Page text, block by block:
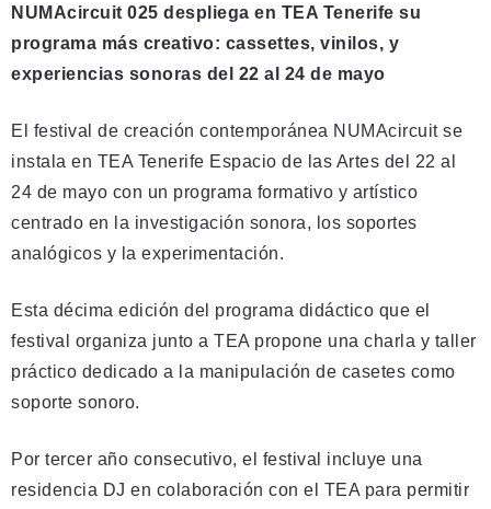
NUMAcircuit 025 despliega en TEA Tenerife su
programa más creativo: cassettes, vinilos, y
experiencias sonoras del 22 al 24 de mayo
El festival de creación contemporánea NUMAcircuit se
instala en TEA Tenerife Espacio de las Artes del 22 al
24 de mayo con un programa formativo y artístico
centrado en la investigación sonora, los soportes
analógicos y la experimentación.
Esta décima edición del programa didáctico que el
festival organiza junto a TEA propone una charla y taller
práctico dedicado a la manipulación de casetes como
soporte sonoro.
Por tercer año consecutivo, el festival incluye una
residencia DJ en colaboración con el TEA para permitir